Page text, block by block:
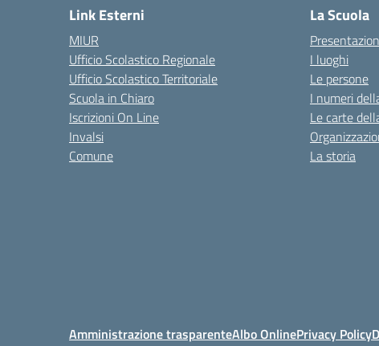
Link Esterni
MIUR
Ufficio Scolastico Regionale
Ufficio Scolastico Territoriale
Scuola in Chiaro
Iscrizioni On Line
Invalsi
Comune
La Scuola
I luoghi
Le persone
I numeri
Le carte
La storia
Amministrazione trasparenteAlbo OnlinePrivacy Policy